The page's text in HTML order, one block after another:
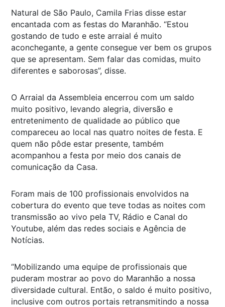
Natural de São Paulo, Camila Frias disse estar
encantada com as festas do Maranhão. “Estou
gostando de tudo e este arraial é muito
aconchegante, a gente consegue ver bem os grupos
que se apresentam. Sem falar das comidas, muito
diferentes e saborosas”, disse.
O Arraial da Assembleia encerrou com um saldo
muito positivo, levando alegria, diversão e
entretenimento de qualidade ao público que
compareceu ao local nas quatro noites de festa. E
quem não pôde estar presente, também
acompanhou a festa por meio dos canais de
comunicação da Casa.
Foram mais de 100 profissionais envolvidos na
cobertura do evento que teve todas as noites com
transmissão ao vivo pela TV, Rádio e Canal do
Youtube, além das redes sociais e Agência de
Notícias.
“Mobilizando uma equipe de profissionais que
puderam mostrar ao povo do Maranhão a nossa
diversidade cultural. Então, o saldo é muito positivo,
inclusive com outros portais retransmitindo a nossa